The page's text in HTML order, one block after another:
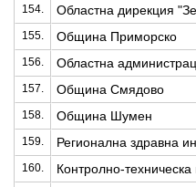
154. Областна дирекция
155. Община Приморско
156. Областна
157. Община Смядово
158. Община Шумен
159. Регионална здравна
160. Контролно-техническа